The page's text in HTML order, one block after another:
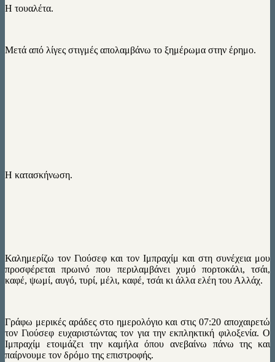
H τουαλέτα.
Μετά από λίγες στιγμές απολαμβάνω το ξημέρωμα στην έρημο.
Η κατασκήνωση.
Καλημερίζω τον Γιούσεφ και τον Ιμπραχίμ και στη συνέχεια μου
προσφέρεται πρωινό που περιλαμβάνει χυμό πορτοκάλι, τσάι,
καφέ, ψωμί, αυγό, τυρί, μέλι, καφέ, τσάι κι άλλα ελέη του Αλλάχ.
Γράφω μερικές αράδες στο ημερολόγιο και στις 07:20 αποχαιρετώ
τον Γιούσεφ ευχαριστώντας τον για την εκπληκτική φιλοξενία. Ο
Ιμπραχίμ ετοιμάζει την καμήλα όπου ανεβαίνω πάνω της και
παίρνουμε τον δρόμο της επιστροφής.